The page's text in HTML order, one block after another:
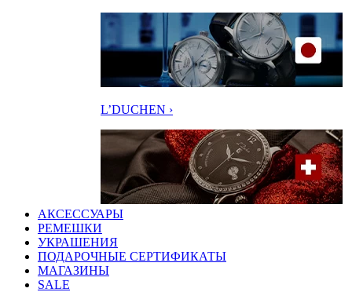
L’DUCHEN ›
АКСЕССУАРЫ
РЕМЕШКИ
УКРАШЕНИЯ
ПОДАРОЧНЫЕ СЕРТИФИКАТЫ
МАГАЗИНЫ
SALE